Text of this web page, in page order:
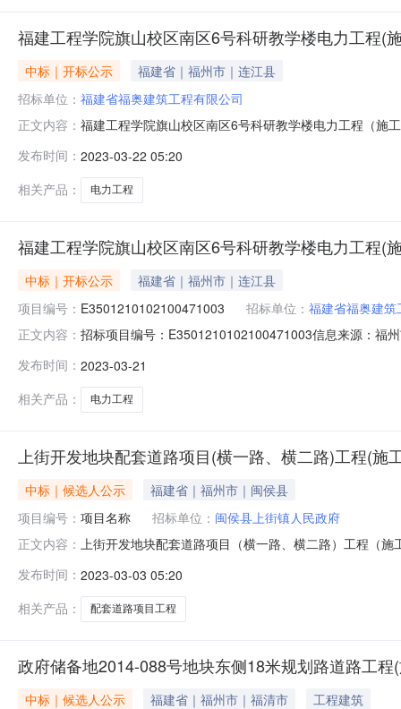
福建工程学院旗山校区南区6号科研教学楼电力工程(
中标｜开标公示
福建省｜福州市｜连江县
招标单位： 福建省福奥建筑工程有限公司
正文内容： 福建工程学院旗山校区南区6号科研教学楼电力工程（施
名及其建造师注册编号投标保证金（元）投标报价（元
发布时间： 2023-03-22 05:20
相关产品：
电力工程
福建工程学院旗山校区南区6号科研教学楼电力工程(
中标｜开标公示
福建省｜福州市｜连江县
项目编号： E3501210102100471003 招标单位： 福建省福奥建
正文内容： 招标项目编号：E3501210102100471003信息来源：福
2109:30开标记录内容开标情况记录表二签章打印福建工
发布时间： 2023-03-21
相关产品：
电力工程
上街开发地块配套道路项目(横一路、横二路)工程(施
中标｜候选人公示
福建省｜福州市｜闽侯县
项目编号： 项目名称 招标单位： 闽侯县上街镇人民政府
正文内容： 上街开发地块配套道路项目（横一路、横二路）工程（
发布时间： 2023-03-03 05:20
相关产品：
配套道路项目工程
政府储备地2014-088号地块东侧18米规划路道路工
中标｜候选人公示 福建省｜福州市｜福清市
工程建筑